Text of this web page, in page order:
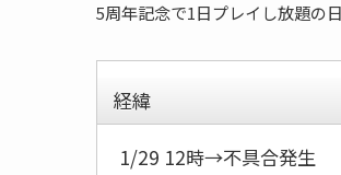
5周年記念で1日プレイし放題の
経緯
1/29 12時→不具合発生